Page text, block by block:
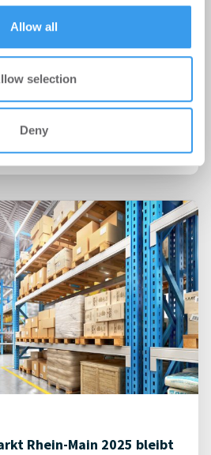
Allow all
selection
Deny
letzte Büroflächen im
ONE – Gebäude
Rhein-Main 2025 bleibt